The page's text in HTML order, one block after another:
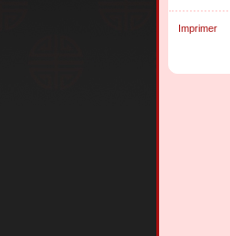
Imprimer